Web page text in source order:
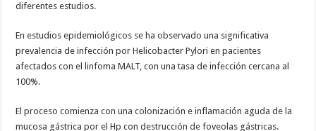
diferentes estudios.
En estudios epidemiológicos se ha observado una significativa
prevalencia de infección por Helicobacter Pylori en pacientes
afectados con el linfoma MALT, con una tasa de infección cercana al
100%.
El proceso comienza con una colonización e inflamación aguda de la
mucosa gástrica por el Hp con destrucción de foveolas gástricas.